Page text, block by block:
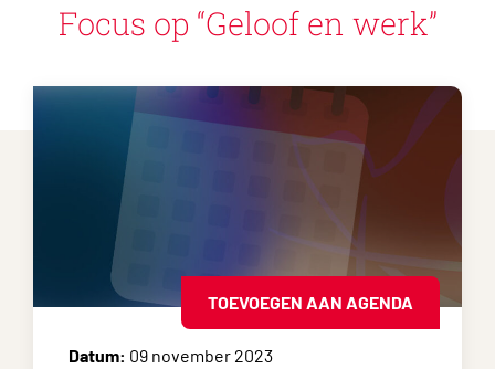
Focus op “Geloof en werk”
TOEVOEGEN AAN AGENDA
Datum: 09 november 2023